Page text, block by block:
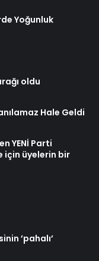
Yoğunluk
oldu
Hale Geldi
YENİ Parti
için üyelerin bir
’pahalı’